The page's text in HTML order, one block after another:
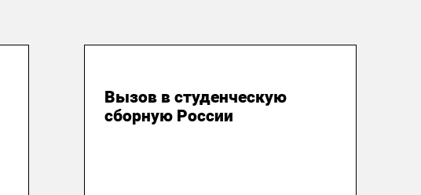
Вызов в студенческую
сборную России